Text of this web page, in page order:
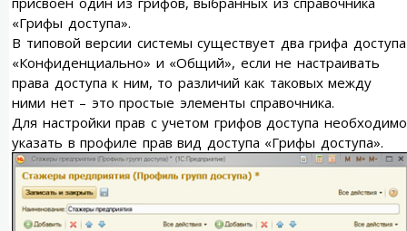
«Грифы доступа».
В типовой версии системы существует два грифа доступа
«Конфиденциально» и «Общий», если не настраивать
права доступа к ним, то различий как таковых между
ними нет – это простые элементы справочника.
Для настройки прав с учетом грифов доступа необходимо
указать в профиле прав вид доступа «Грифы доступа».